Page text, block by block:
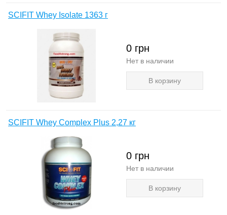
SCIFIT Whey Isolate 1363 г
0 грн
Нет в наличии
В корзину
SCIFIT Whey Complex Plus 2,27 кг
0 грн
Нет в наличии
В корзину